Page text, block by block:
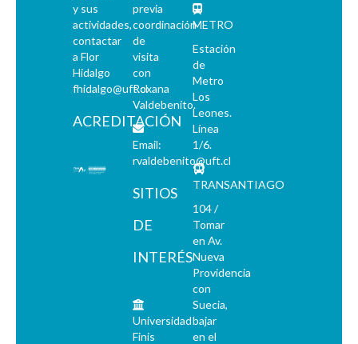
y sus
actividades,
contactar
a Flor
Hidalgo
fhidalgo@uft.cl
ACREDITACIÓN
previa
coordinación
de
visita
con
Roxana
Valdebenito.
Email:
rvaldebenito@uft.cl
SITIOS
DE
INTERÉS
Universidad
Finis
METRO
Estación
de
Metro
Los
Leones.
Línea
1/6.
TRANSANTIAGO
104 /
Tomar
en Av.
Nueva
Providencia
con
Suecia,
bajar
en el